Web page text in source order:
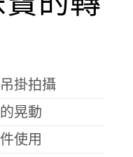
掛拍攝
晃動
使用